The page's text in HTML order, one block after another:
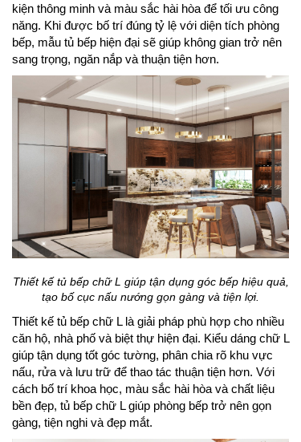
kiện thông minh và màu sắc hài hòa để tối ưu công
năng. Khi được bố trí đúng tỷ lệ với diện tích phòng
bếp, mẫu tủ bếp hiện đại sẽ giúp không gian trở nên
sang trọng, ngăn nắp và thuận tiện hơn.
Thiết kế tủ bếp chữ L giúp tận dụng góc bếp hiệu quả,
tạo bố cục nấu nướng gọn gàng và tiện lợi.
Thiết kế tủ bếp chữ L là giải pháp phù hợp cho nhiều
căn hộ, nhà phố và biệt thự hiện đại. Kiểu dáng chữ L
giúp tận dụng tốt góc tường, phân chia rõ khu vực
nấu, rửa và lưu trữ để thao tác thuận tiện hơn. Với
cách bố trí khoa học, màu sắc hài hòa và chất liệu
bền đẹp, tủ bếp chữ L giúp phòng bếp trở nên gọn
gàng, tiện nghi và đẹp mắt.